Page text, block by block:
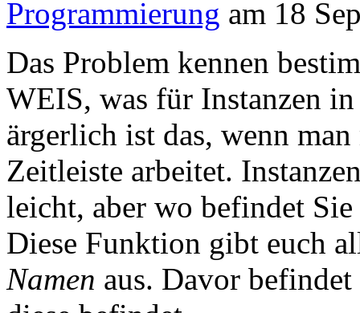
Programmierung am 18
Das Problem kennen
WEIS, was für Instanzen
ärgerlich ist das, wenn
Zeitleiste arbeitet.
leicht, aber wo befindet Sie
Diese Funktion gibt euch
Namen aus. Davor